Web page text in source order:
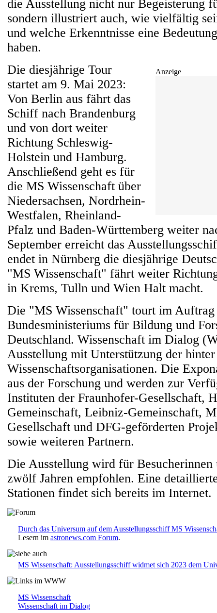
die Ausstellung nicht nur Begeisterung
sondern illustriert auch, wie vielfältig
und welche Erkenntnisse eine
haben.
Anzeige
Die diesjährige Tour
startet am 9. Mai 2023:
Von Berlin aus fährt das
Schiff nach Brandenburg
und von dort weiter
Richtung Schleswig-
Holstein und Hamburg.
Anschließend geht es für
die MS Wissenschaft über
Niedersachsen, Nordrhein-
Westfalen, Rheinland-
Pfalz und Baden-Württemberg weiter
September erreicht das
endet in Nürnberg die diesjährige
"MS Wissenschaft" fährt weiter
in Krems, Tulln und Wien Halt macht.
Die "MS Wissenschaft" tourt im Auftrag
Bundesministeriums für Bildung und
Deutschland. Wissenschaft im Dialog
Ausstellung mit Unterstützung der
Wissenschaftsorganisationen. Die
aus der Forschung und werden zur
Instituten der Fraunhofer-Gesellschaft,
Gemeinschaft, Leibniz-Gemeinschaft,
Gesellschaft und DFG-geförderten
sowie weiteren Partnern.
Die Ausstellung wird für Besucherinnen
zwölf Jahren empfohlen. Eine
Stationen findet sich bereits im Internet.
Durch das Universum auf dem Ausstellungsschiff MS
Lesern im astronews.com Forum.
MS Wissenschaft: Ausstellungsschiff widmet sich 2023 dem
MS Wissenschaft
Wissenschaft im Dialog